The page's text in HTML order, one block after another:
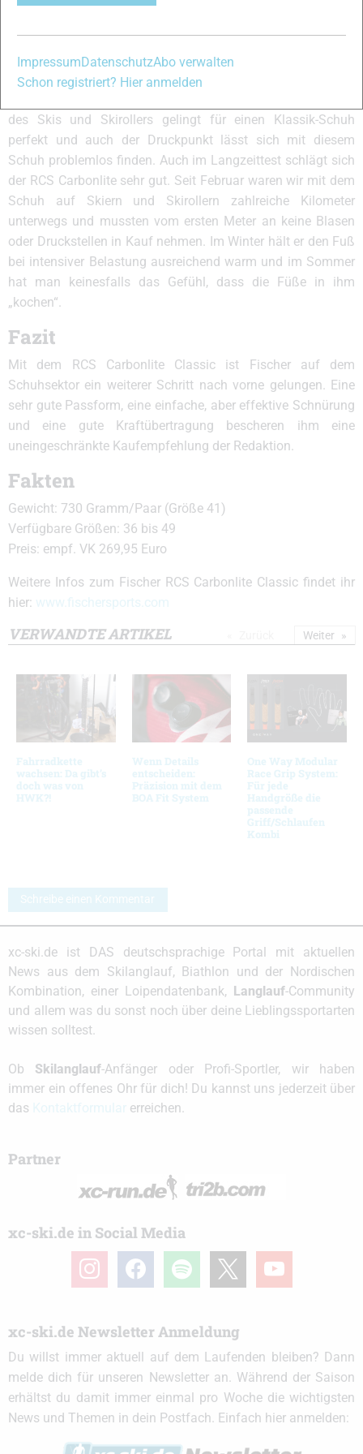
zwischen Sohle und Fußunterseite baut sich ein leichtes
Druckgefühl auf, das aber von Rennläufern (und nur für
diese ist der RCS Carbonlite bestimmt) für die direktere
des Skis und Skirollers gelingt für einen Klassik-Schuh
perfekt und auch der Druckpunkt lässt sich mit diesem
Schuh problemlos finden. Auch im Langzeittest schlägt sich
der RCS Carbonlite sehr gut. Seit Februar waren wir mit dem
Schuh auf Skiern und Skirollern zahlreiche Kilometer
unterwegs und mussten vom ersten Meter an keine Blasen
oder Druckstellen in Kauf nehmen. Im Winter hält er den Fuß
bei intensiver Belastung ausreichend warm und im Sommer
hat man keinesfalls das Gefühl, dass die Füße in ihm
„kochen“.
Fazit
Mit dem RCS Carbonlite Classic ist Fischer auf dem
Schuhsektor ein weiterer Schritt nach vorne gelungen. Eine
sehr gute Passform, eine einfache, aber effektive Schnürung
und eine gute Kraftübertragung bescheren ihm eine
uneingeschränkte Kaufempfehlung der Redaktion.
Fakten
Gewicht: 730 Gramm/Paar (Größe 41)
Verfügbare Größen: 36 bis 49
Preis: empf. VK 269,95 Euro
Weitere Infos zum Fischer RCS Carbonlite Classic findet ihr
hier: www.fischersports.com
VERWANDTE ARTIKEL
Fahrradkette
wachsen: Da gibt’s
doch was von
HWK?!
Wenn Details
entscheiden:
Präzision mit dem
BOA Fit System
One Way Modular
Race Grip System:
Für jede
Handgröße die
passende
Griff/Schlaufen
Kombi
Weiter
Schreibe einen Kommentar
xc-ski.de ist DAS deutschsprachige Portal mit aktuellen
News aus dem Skilanglauf, Biathlon und der Nordischen
Kombination, einer Loipendatenbank, Langlauf-Community
und allem was du sonst noch über deine Lieblingssportarten
wissen solltest.
Ob Skilanglauf-Anfänger oder Profi-Sportler, wir haben
immer ein offenes Ohr für dich! Du kannst uns jederzeit über
das
erreichen.
Partner
xc-ski.de in Social Media
instagramfacebook spotify youtube
xc-ski.de Newsletter Anmeldung
Du willst immer aktuell auf dem Laufenden bleiben? Dann
melde dich für unseren Newsletter an. Während der Saison
erhältst du damit immer einmal pro Woche die wichtigsten
News und Themen in dein Postfach. Einfach hier anmelden:
Impressum DatenschutzAbo verwalten
Schon registriert? Hier anmelden